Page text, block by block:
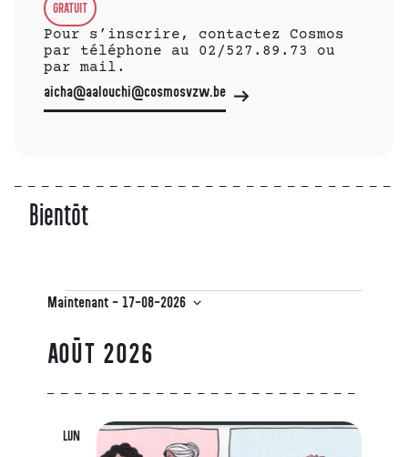
GRATUIT
Pour s’inscrire, contactez Cosmos
par téléphone au 02/527.89.73 ou
par mail.
aicha@aalouchi@cosmosvzw.be
Bientôt
Maintenant - 17-08-2026
une
date.
AOÛT 2026
LUN